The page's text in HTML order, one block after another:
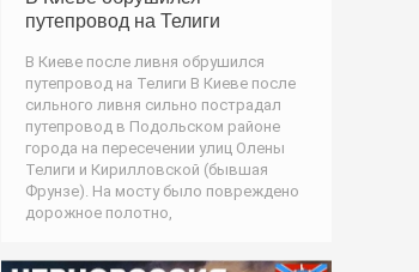
путепровод на Телиги
В Киеве после ливня обрушился
путепровод на Телиги В Киеве после
сильного ливня сильно пострадал
путепровод в Подольском районе
города на пересечении улиц Олены
Телиги и Кирилловской (бывшая
Фрунзе). На мосту было повреждено
дорожное полотно,